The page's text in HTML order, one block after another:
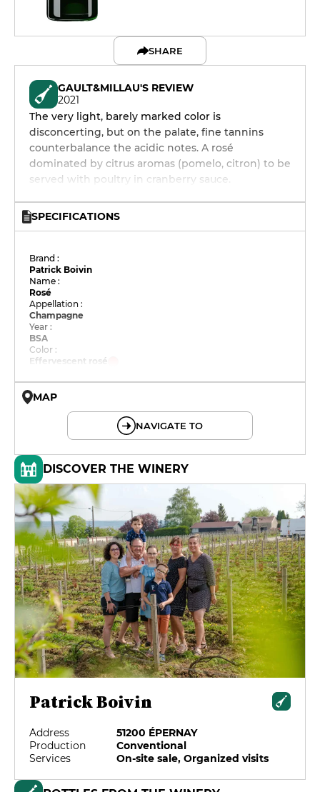
SHARE
GAULT&MILLAU'S REVIEW
2021
The very light, barely marked color is
disconcerting, but on the palate, fine tannins
counterbalance the acidic notes. A rosé
dominated by citrus aromas (pomelo, citron) to be
served with poultry in cranberry sauce.
SPECIFICATIONS
Brand :
Patrick Boivin
Name :
Rosé
Appellation :
Champagne
Year :
BSA
Color :
Effervescent rosé
MAP
NAVIGATE TO
DISCOVER THE WINERY
Patrick Boivin
Address
51200 ÉPERNAY
Production
Conventional
Services
On-site sale, Organized visits